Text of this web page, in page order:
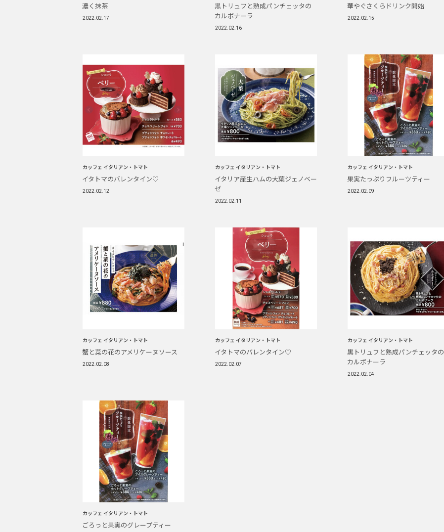
濃く抹茶
2022.02.17
黒トリュフと熟成パンチェッタの
カルボナーラ
2022.02.16
華やぐさくらドリンク開始
2022.02.15
カッフェ イタリアン・トマト
イタトマのバレンタイン♡
2022.02.12
カッフェ イタリアン・トマト
イタリア産生ハムの大葉ジェノベー
ゼ
2022.02.11
カッフェ イタリアン・トマト
果実たっぷりフルーツティー
2022.02.09
カッフェ イタリアン・トマト
蟹と菜の花のアメリケーヌソース
2022.02.08
カッフェ イタリアン・トマト
イタトマのバレンタイン♡
2022.02.07
カッフェ イタリアン・トマト
黒トリュフと熟成パンチェッタの
カルボナーラ
2022.02.04
カッフェ イタリアン・トマト
ごろっと果実のグレープティー